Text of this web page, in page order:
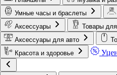
Умные часы и браслеты
Аксессуары
Товары
Аксессуары для авто
Красота и здоровье